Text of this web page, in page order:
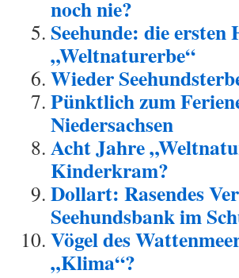
noch nie?
Seehunde: die
„Weltnaturerbe“
Wieder
Pünktlich zum
Niedersachsen
Acht Jahre
Kinderkram?
Dollart: Rasendes
Seehundsbank im
Vögel des
„Klima“?